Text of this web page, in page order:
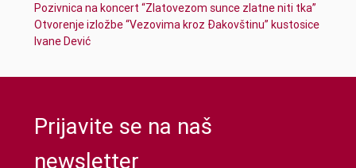
Pozivnica na koncert “Zlatovezom sunce zlatne niti tka”
Otvorenje izložbe “Vezovima kroz Đakovštinu” kustosice
Ivane Dević
Prijavite se na naš
newsletter